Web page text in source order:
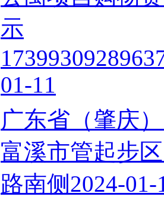
示
01-11
广东省（肇庆
富溪市管起步
路南侧2024-01-